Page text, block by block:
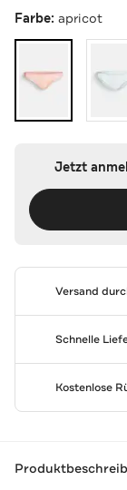
Farbe: apricot
Jetzt
Versand
Schnelle
Kostenlose